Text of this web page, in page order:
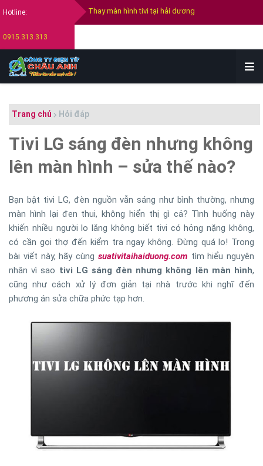
Hotline:
0915.313.313
Thay màn hình tivi Samsung
Thu mua tivi cũ hỏng tại hải dương
Trang chủ Hỏi đáp
Tivi LG sáng đèn nhưng không
lên màn hình – sửa thế nào?
Bạn bật tivi LG, đèn nguồn vẫn sáng như bình thường, nhưng
màn hình lại đen thui, không hiển thị gì cả? Tình huống này
khiến nhiều người lo lắng không biết tivi có hỏng nặng không,
có cần gọi thợ đến kiểm tra ngay không. Đừng quá lo! Trong
bài viết này, hãy cùng suativitaihaiduong.com tìm hiểu nguyên
nhân vì sao tivi LG sáng đèn nhưng không lên màn hình,
cũng như cách xử lý đơn giản tại nhà trước khi nghĩ đến
phương án sửa chữa phức tạp hơn.